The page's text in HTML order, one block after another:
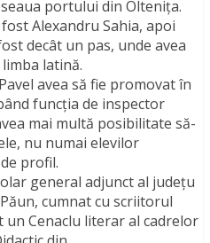
portului din Olteniţa.
Alexandru Sahia, apoi
decât un pas, unde avea
latină.
avea să fie promovat în
funcţia de inspector
mai multă posibilitate să-
nu numai elevilor
profil.
general adjunct al judeţu
cumnat cu scriitorul
un Cenaclu literar al cadrelor